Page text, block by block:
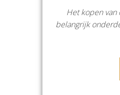
Het kopen van
belangrijk